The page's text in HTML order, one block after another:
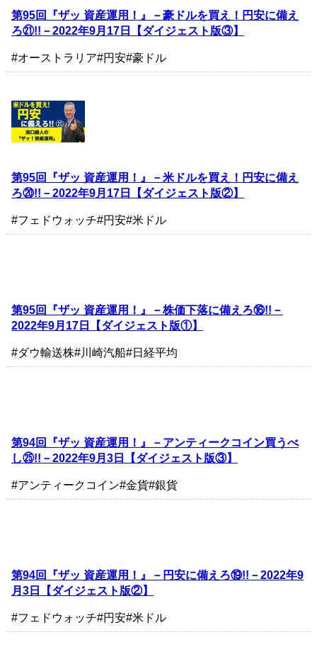
第95回『ザッ 資産運用！』－豪ドルを買え！円安に備え
ろ㉑!!－2022年9月17日【ダイジェスト版③】
#オーストラリア#円安#豪ドル
第95回『ザッ 資産運用！』－米ドルを買え！円安に備え
ろ⑳!!－2022年9月17日【ダイジェスト版②】
#フェドウォッチ#円安#米ドル
第95回『ザッ 資産運用！』－株価下落に備えろ⑯!!－
2022年9月17日【ダイジェスト版①】
#ダウ輸送株#川崎汽船#日経平均
第94回『ザッ 資産運用！』－アンティークコイン買うべ
し㉕!!－2022年9月3日【ダイジェスト版③】
#アンティークコイン#金貨#銀貨
第94回『ザッ 資産運用！』－円安に備えろ⑲!!－2022年9
月3日【ダイジェスト版②】
#フェドウォッチ#円安#米ドル